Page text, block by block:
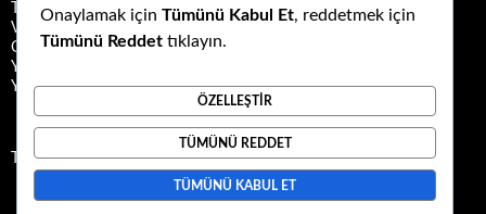
Türk Mutfağı Yemekleri (Turkish cuisine dishes)
Vegan ya da Vejetaryen Osmanlı Yemekleri (Vegan or Vegetarian
Ottoman/Turkish Dishes)
Yemek Kültürü (Food Culture)
Yemek ve Yemek Kültürü Kitapları
Tweets by Kuzubudu
Onaylamak için Tümünü Kabul Et, reddetmek için
Tümünü Reddet tıklayın.
ÖZELLEŞTIR
TÜMÜNÜ REDDET
TÜMÜNÜ KABUL ET